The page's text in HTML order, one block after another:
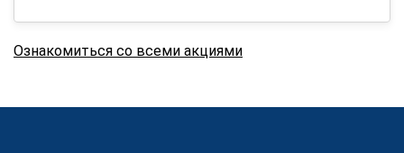
Ознакомиться со всеми акциями